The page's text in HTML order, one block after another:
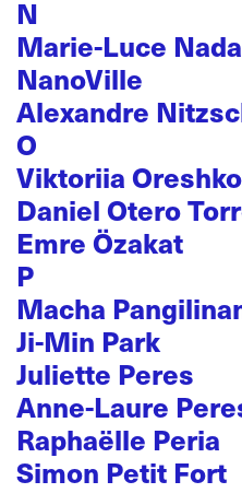
N
Marie-Luce
NanoVille
Alexandre
O
Viktoriia Oreshko
Daniel Otero
Emre Özakat
P
Macha
Ji-Min Park
Juliette Peres
Anne-Laure
Raphaëlle Peria
Simon Petit Fort